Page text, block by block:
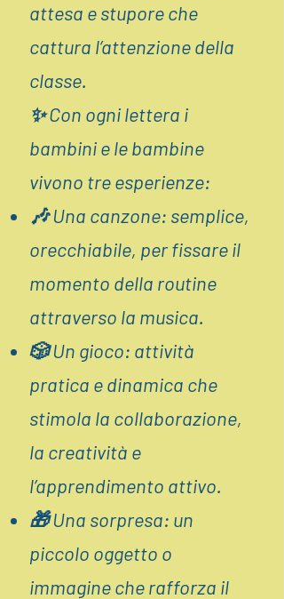
attesa e stupore che
cattura l’attenzione della
classe.
✨ Con ogni lettera i
bambini e le bambine
vivono tre esperienze:
🎶 Una canzone: semplice,
orecchiabile, per fissare il
momento della routine
attraverso la musica.
🎲 Un gioco: attività
pratica e dinamica che
stimola la collaborazione,
la creatività e
l’apprendimento attivo.
🎁 Una sorpresa: un
piccolo oggetto o
immagine che rafforza il